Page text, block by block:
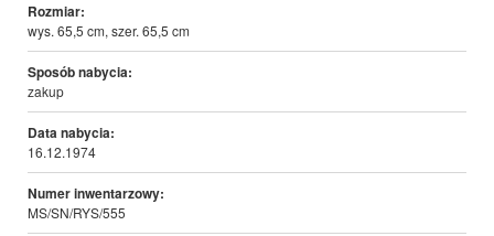
Rozmiar:
wys. 65,5 cm, szer. 65,5 cm
Sposób nabycia:
zakup
Data nabycia:
16.12.1974
Numer inwentarzowy:
MS/SN/RYS/555